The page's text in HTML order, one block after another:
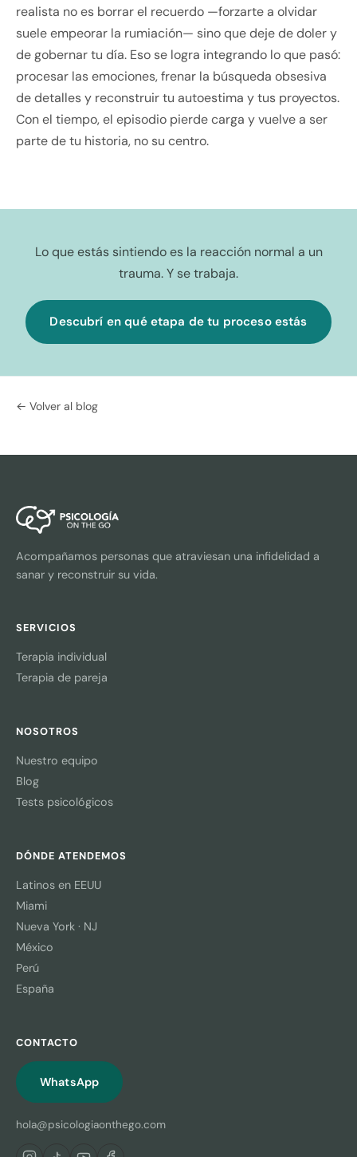
realista no es borrar el recuerdo —forzarte a olvidar
suele empeorar la rumiación— sino que deje de doler y
de gobernar tu día. Eso se logra integrando lo que pasó:
procesar las emociones, frenar la búsqueda obsesiva
de detalles y reconstruir tu autoestima y tus proyectos.
Con el tiempo, el episodio pierde carga y vuelve a ser
parte de tu historia, no su centro.
Lo que estás sintiendo es la reacción normal a un
trauma. Y se trabaja.
Descubrí en qué etapa de tu proceso estás
← Volver al blog
Acompañamos personas que atraviesan una infidelidad a
sanar y reconstruir su vida.
SERVICIOS
Terapia individual
Terapia de pareja
NOSOTROS
Nuestro equipo
Blog
Tests psicológicos
DÓNDE ATENDEMOS
Latinos en EEUU
Miami
Nueva York · NJ
México
Perú
España
CONTACTO
WhatsApp
hola@psicologiaonthego.com